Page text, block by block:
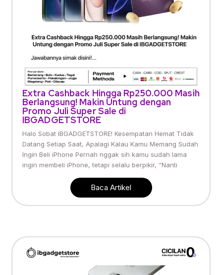
Extra Cashback Hingga Rp250.000 Masih
Berlangsung! Makin Untung dengan
Promo Juli Super Sale di
IBGADGETSTORE
Halo Sobat IBGADGETSTORE! Kesempatan Hemat Tidak
Datang Setiap Saat, Apalagi Kalau Kamu Memang Sudah
Ingin Beli iPhone Pernah nggak sih kamu sudah lama
ingin membeli iPhone, tetapi selalu berpikir, “Nanti
Baca Artikel